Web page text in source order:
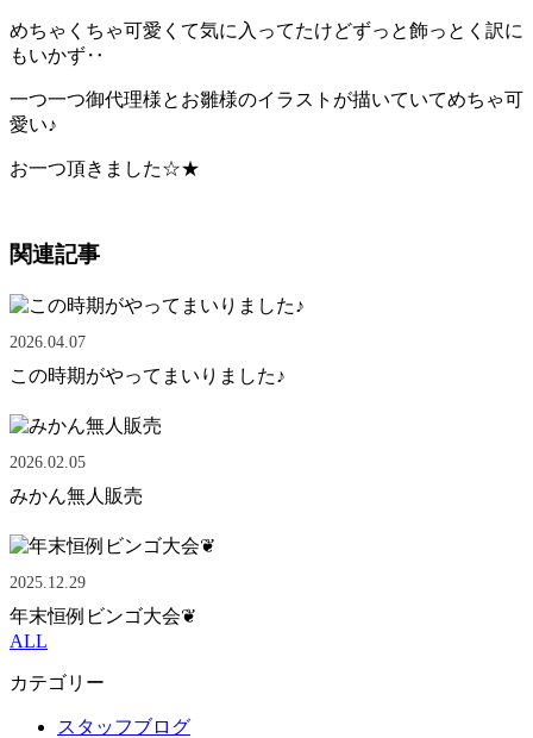
めちゃくちゃ可愛くて気に入ってたけどずっと飾っとく訳に
もいかず‥
一つ一つ御代理様とお雛様のイラストが描いていてめちゃ可
愛い♪
お一つ頂きました☆★
関連記事
2026.04.07
この時期がやってまいりました♪
2026.02.05
みかん無人販売
2025.12.29
年末恒例ビンゴ大会❦
ALL
カテゴリー
スタッフブログ